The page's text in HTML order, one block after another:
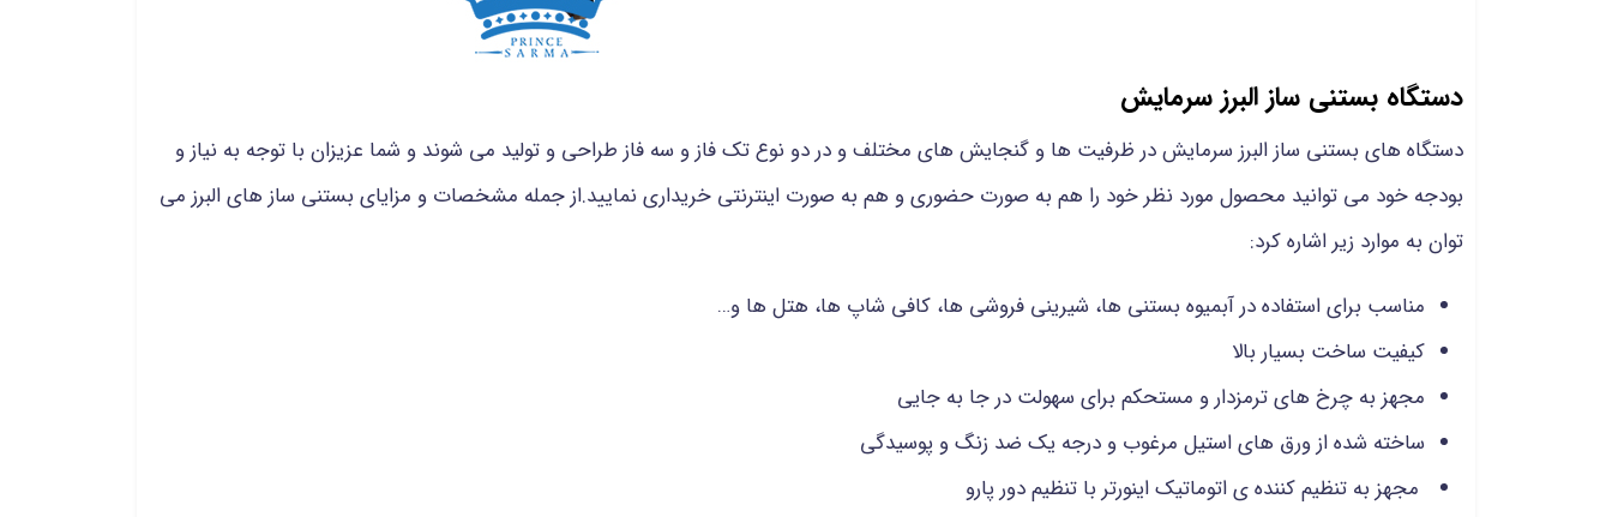
دستگاه بستنی ساز البرز سرمایش
دستگاه های بستنی ساز البرز سرمایش در ظرفیت ها و گنجایش های مختلف و در دو نوع تک فاز و سه فاز طراحی و تولید می شوند و شما عزیزان با توجه به نیاز و
بودجه خود می توانید محصول مورد نظر خود را هم به صورت حضوری و هم به صورت اینترنتی خریداری نمایید.از جمله مشخصات و مزایای بستنی ساز های البرز می
توان به موارد زیر اشاره کرد:
مناسب برای استفاده در آبمیوه بستنی ها، شیرینی فروشی ها، کافی شاپ ها، هتل ها و…
کیفیت ساخت بسیار بالا
مجهز به چرخ های ترمزدار و مستحکم برای سهولت در جا به جایی
ساخته شده از ورق های استیل مرغوب و درجه یک ضد زنگ و پوسیدگی
مجهز به تنظیم کننده ی اتوماتیک اینورتر با تنظیم دور پارو